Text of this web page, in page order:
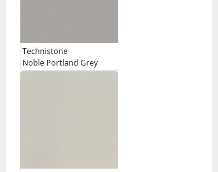
Technistone
Noble Portland Grey